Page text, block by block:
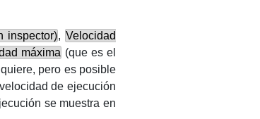
inspector), Velocidad
máxima (que es el
pero es posible
de ejecución
se muestra en